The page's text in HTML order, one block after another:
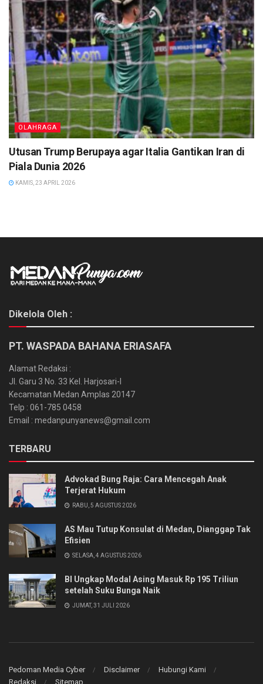
OLAHRAGA
Utusan Trump Berupaya agar Italia Gantikan Iran di
Piala Dunia 2026
KAMIS, 23 APRIL 2026
Dikelola Oleh :
PT. WASPADA BAHANA ERIASAFA
Alamat Redaksi :
Jl. Garu 3 No. 33 Kel. Harjosari-I
Kecamatan Medan Amplas 20147
Telp : 061-785 0458
Email : medanpunyanews@gmail.com
TERBARU
Advokad Bung Raja: Cara Mencegah Anak
Terjerat Hukum
RABU, 5 AGUSTUS 2026
AS Mau Tutup Konsulat di Medan, Dianggap Tak
Efisien
SELASA, 4 AGUSTUS 2026
BI Ungkap Modal Asing Masuk Rp 195 Triliun
setelah Suku Bunga Naik
JUMAT, 31 JULI 2026
Pedoman Media Cyber Disclaimer
Hubungi Kami
Redaksi
Sitemap